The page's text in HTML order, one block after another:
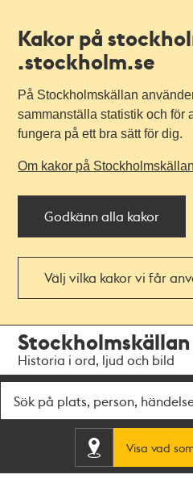
Kakor på
.stockholm.se
På Stockholmskällan
sammanställa statistik och för
fungera på ett bra sätt för dig.
Om kakor på Stockholmskällan
Godkänn alla kakor
Välj vilka kakor vi får
navigationen
huvudinnehållet
Stockholmskällan
Historia i ord, ljud och bild
Visa vad